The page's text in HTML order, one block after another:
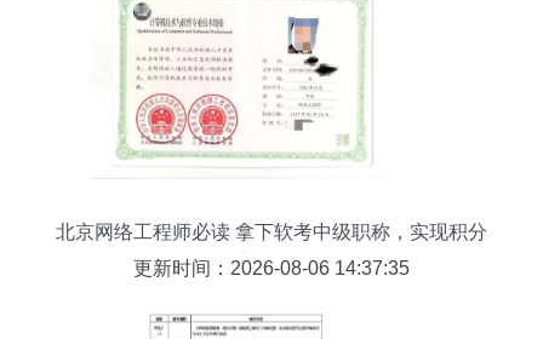
北京网络工程师必读 拿下软考中级职称，实现积分
落户关键一步
更新时间：2026-08-06 14:37:35